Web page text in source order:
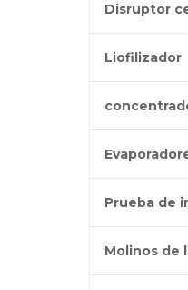
Disruptor
Liofilizador
Prueba de
Molinos de